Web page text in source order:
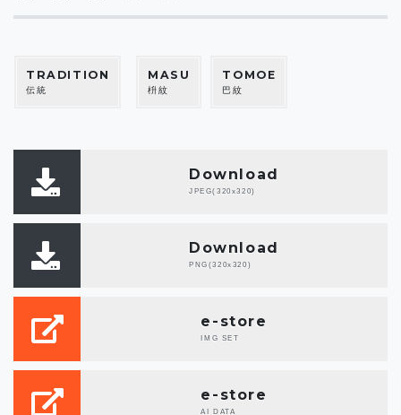
TRADITION
伝統
MASU
枡紋
TOMOE
巴紋
Download
JPEG(320x320)
Download
PNG(320x320)
e-store
IMG SET
e-store
AI DATA